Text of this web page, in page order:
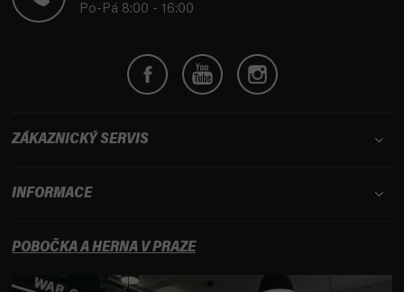
Po-Pá 8:00 - 16:00
ZÁKAZNICKÝ SERVIS
INFORMACE
POBOČKA A HERNA V PRAZE